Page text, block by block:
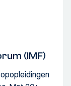
(IMF)